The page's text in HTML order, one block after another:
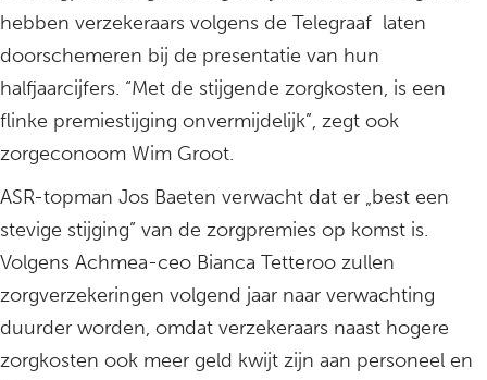
hebben verzekeraars volgens de Telegraaf laten
doorschemeren bij de presentatie van hun
halfjaarcijfers. “Met de stijgende zorgkosten, is een
flinke premiestijging onvermijdelijk”, zegt ook
zorgeconoom Wim Groot.
ASR-topman Jos Baeten verwacht dat er „best een
stevige stijging” van de zorgpremies op komst is.
Volgens Achmea-ceo Bianca Tetteroo zullen
zorgverzekeringen volgend jaar naar verwachting
duurder worden, omdat verzekeraars naast hogere
zorgkosten ook meer geld kwijt zijn aan personeel en